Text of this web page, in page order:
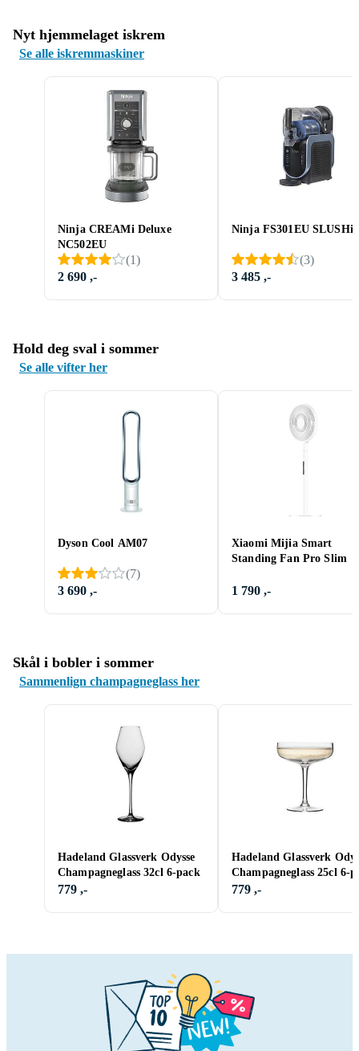
Nyt hjemmelaget iskrem
Se alle iskremmaskiner
Ninja CREAMi Deluxe
NC502EU
(1)
2 690 ,-
Ninja FS301EU SLUSHi
(3)
3 485 ,-
Hold deg sval i sommer
Se alle vifter her
Dyson Cool AM07
(7)
3 690 ,-
Xiaomi Mijia Smart
Standing Fan Pro Slim
1 790 ,-
Skål i bobler i sommer
Sammenlign champagneglass her
Hadeland Glassverk Odysse
Champagneglass 32cl 6-pack
779 ,-
Hadeland Glassverk
Champagneglass 25cl 6-
779 ,-